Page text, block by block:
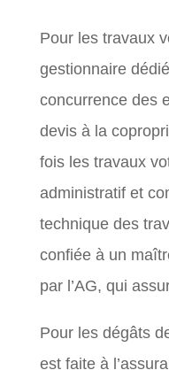
Pour les travaux
gestionnaire
concurrence des
devis à la
fois les travaux
administratif et
technique des
confiée à un
par l’AG, qui
Pour les dégâts
est faite à